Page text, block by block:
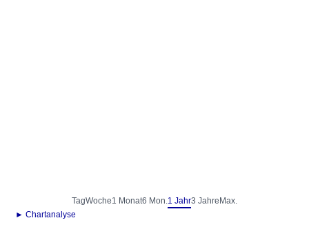
TagWoche1 Monat6 Mon.1 Jahr3 Jahre Max.
► Chartanalyse